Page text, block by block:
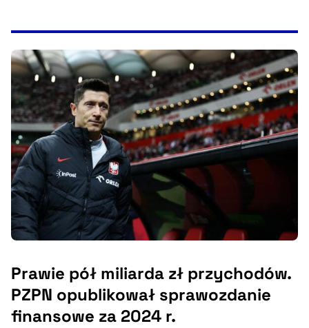
Deklaracja dostępności, otwiera się w nowym oknie
Zgłoś problem
, otwiera się w
Prawie pół miliarda zł przychodów.
PZPN opublikował sprawozdanie
finansowe za 2024 r.